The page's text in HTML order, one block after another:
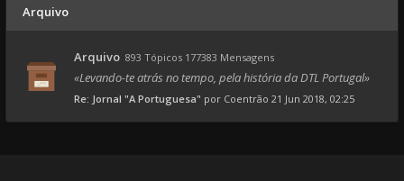
Arquivo
Arquivo 893 Tópicos 177383 Mensagens
«Levando-te atrás no tempo, pela história da DTL Portugal»
Re: Jornal "A Portuguesa" por Coentrão 21 Jun 2018, 02:25